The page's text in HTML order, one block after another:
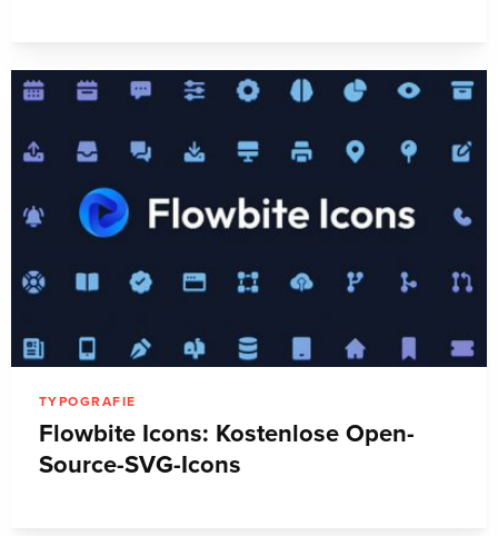
TYPOGRAFIE
Flowbite Icons: Kostenlose Open-
Source-SVG-Icons